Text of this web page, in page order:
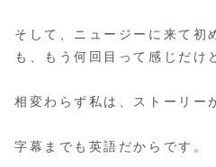
そして、ニュージーに来て初
も、もう何回目って感じだけ
相変わらず私は、ストーリー
字幕までも英語だからです。